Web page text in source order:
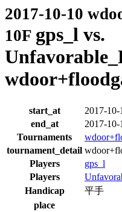
2017-10-10
10F gps_l vs.
start_at
2017-10-
end_at
2017-
Tournaments
tournament_detail
Players
gps_l
Players
Handicap
平手
place